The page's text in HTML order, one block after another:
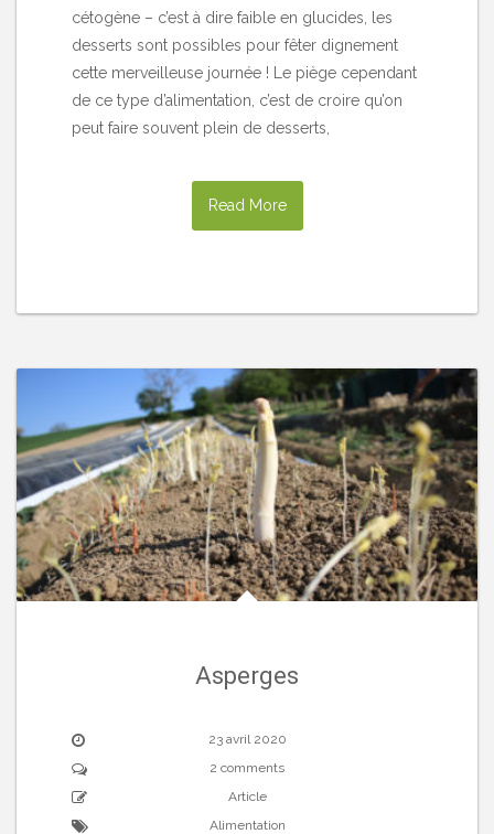
cétogène – c’est à dire faible en glucides, les
desserts sont possibles pour fêter dignement
cette merveilleuse journée ! Le piège cependant
de ce type d’alimentation, c’est de croire qu’on
peut faire souvent plein de desserts,
Read More
Asperges
23 avril 2020
2 comments
Article
Alimentation